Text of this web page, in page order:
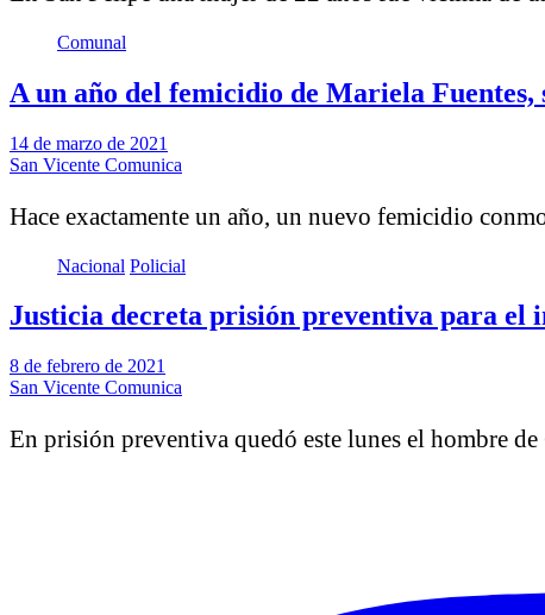
Comunal
A un año del femicidio de Mariela
14 de marzo de 2021
San Vicente Comunica
Hace exactamente un año, un nuevo femicidio
Nacional Policial
Justicia decreta prisión preventiva para
8 de febrero de 2021
San Vicente Comunica
En prisión preventiva quedó este lunes el hombre